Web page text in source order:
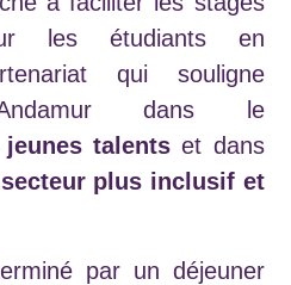
les étudiants en
qui souligne
dans le
talents et dans
plus inclusif et
par un déjeuner